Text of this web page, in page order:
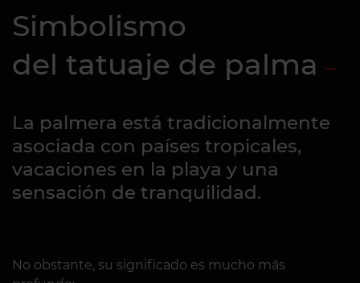
Simbolismo
del tatuaje de palma
La palmera está tradicionalmente
asociada con países tropicales,
vacaciones en la playa y una
sensación de tranquilidad.
No obstante, su significado es mucho más